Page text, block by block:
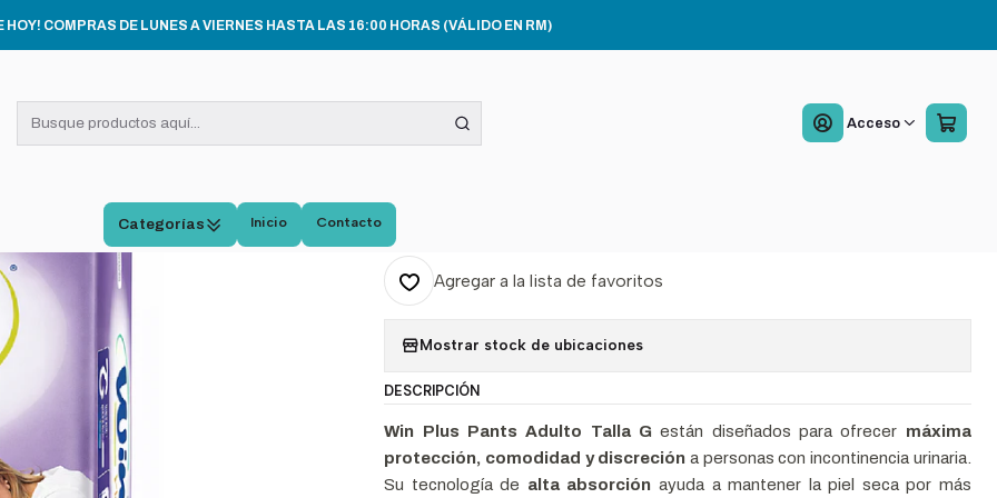
Acceso
Categorías Inicio Contacto
HOY! COMPRAS DE LUNES A VIERNES HASTA LAS 16:00 HORAS (VÁLIDO EN RM)
E HIGIENE PERSONAL Pañales Win Plus Pants Adulto Alta Absorción Talla G x16
Pañales Win Plus Pants Adulto
Alta Absorción Talla G x16
Agregar a la lista de favoritos
Mostrar stock de ubicaciones
DESCRIPCIÓN
Win Plus Pants Adulto Talla G están diseñados para ofrecer máxima
protección, comodidad y discreción a personas con incontinencia urinaria.
Su tecnología de alta absorción ayuda a mantener la piel seca por más